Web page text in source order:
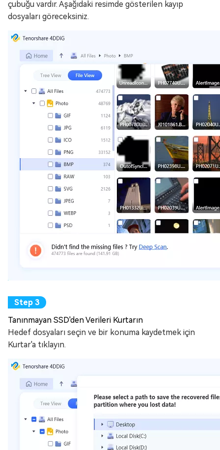
çubuğu vardır. Aşağıdaki resimde gösterilen kayıp
dosyaları göreceksiniz.
Tanınmayan SSD'den Verileri Kurtarın
Hedef dosyaları seçin ve bir konuma kaydetmek için
Kurtar'a tıklayın.